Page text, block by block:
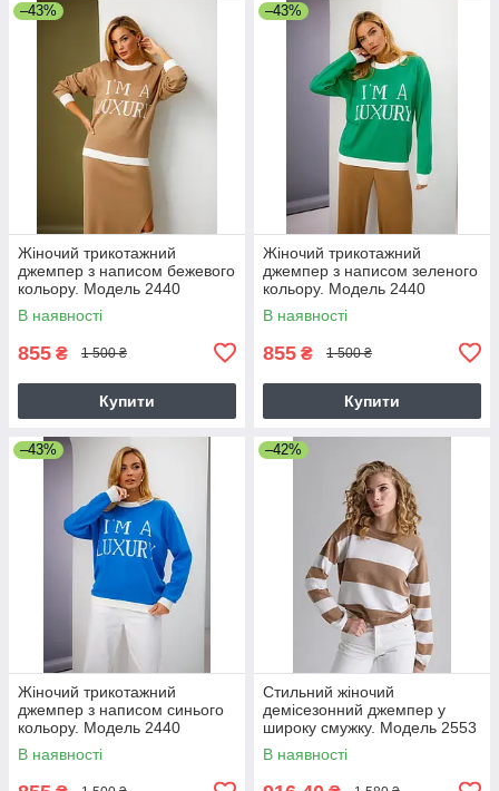
–43%
Жіночий трикотажний
джемпер з написом бежевого
кольору. Модель 2440
Trikobakh
В наявності
855 ₴ 1 500 ₴
Купити
–43%
Жіночий трикотажний
джемпер з написом зеленого
кольору. Модель 2440
Trikobakh
В наявності
855 ₴ 1 500 ₴
Купити
–43%
Жіночий трикотажний
джемпер з написом синього
кольору. Модель 2440
Trikobakh
В наявності
–42%
Стильний жіночий
демісезонний джемпер у
широку смужку. Модель 2553
бежево-молочний
В наявності